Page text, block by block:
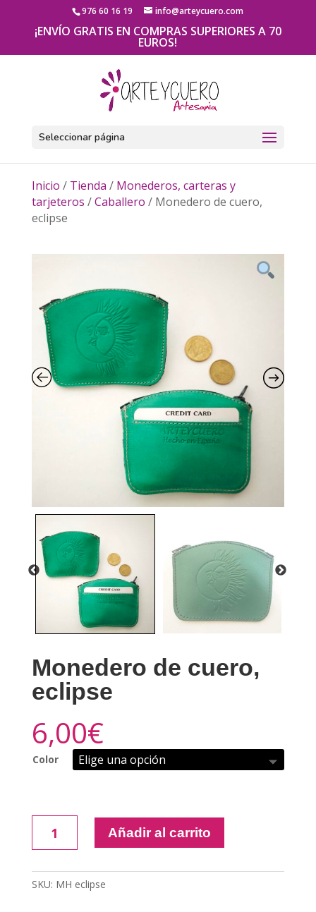
976 60 16 19 info@arteycuero.com
¡ENVÍO GRATIS EN COMPRAS SUPERIORES A 70
EUROS!
Seleccionar página
Inicio / Tienda / Monederos, carteras y
tarjeteros /Caballero / Monedero de cuero,
eclipse
Monedero de cuero,
eclipse
6,00€
Color
eclipse
cantidad
Añadir al carrito
SKU: MH eclipse